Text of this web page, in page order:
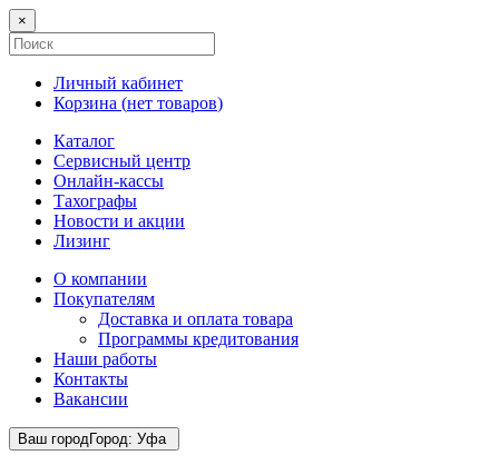
×
Личный кабинет
Корзина (нет товаров)
Каталог
Сервисный центр
Онлайн-кассы
Тахографы
Новости и акции
Лизинг
О компании
Покупателям
Доставка и оплата товара
Программы кредитования
Наши работы
Контакты
Вакансии
Ваш городГород: Уфа